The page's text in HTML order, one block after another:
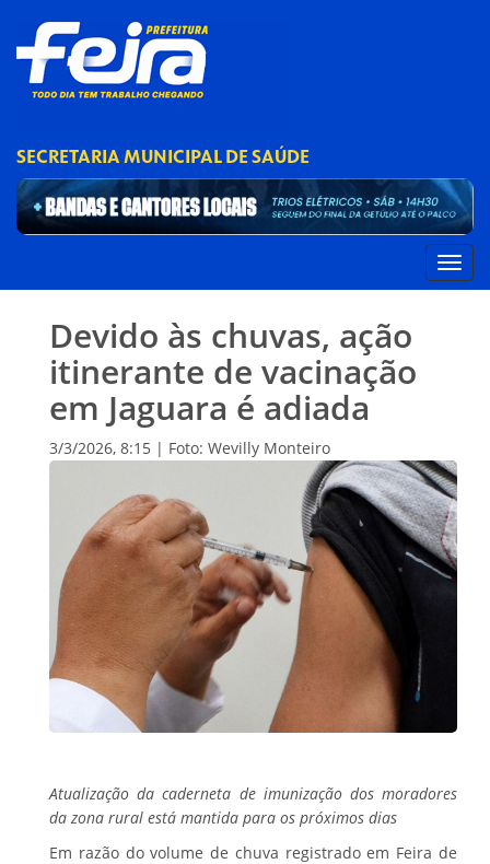
SECRETARIA MUNICIPAL DE SAÚDE
Devido às chuvas, ação
itinerante de vacinação
em Jaguara é adiada
3/3/2026, 8:15 | Foto: Wevilly Monteiro
Atualização da caderneta de imunização dos moradores
da zona rural está mantida para os próximos dias
Em razão do volume de chuva registrado em Feira de